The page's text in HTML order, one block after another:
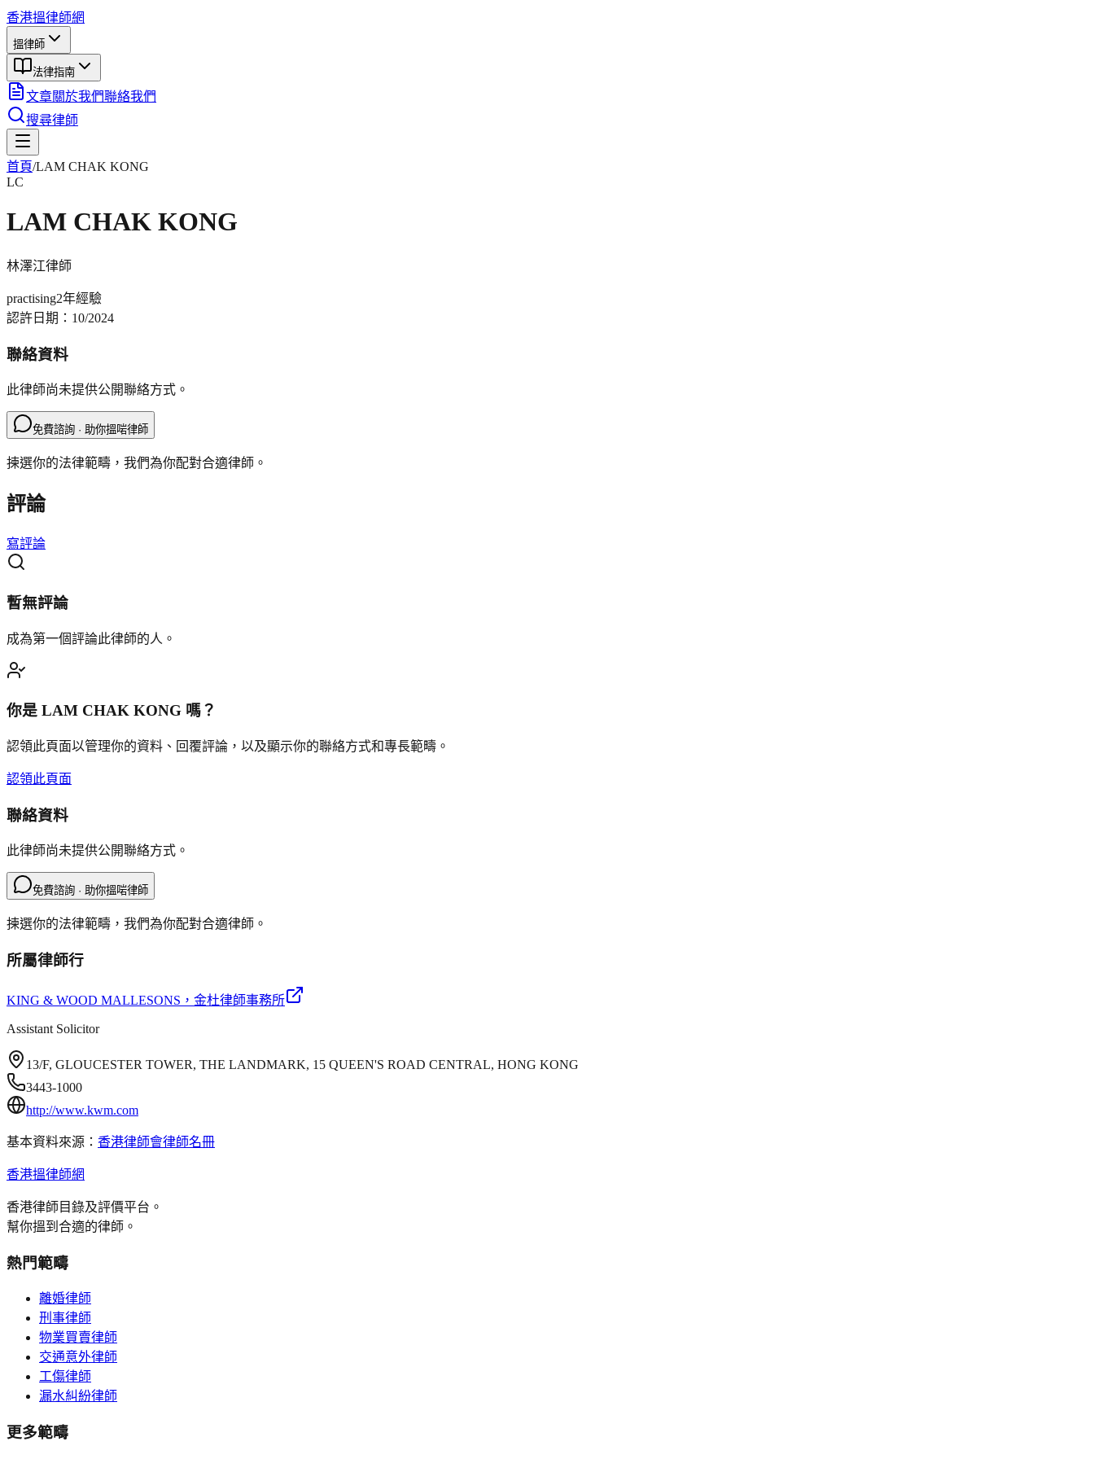
香港搵律師網
搵律師
法律指南
文章關於我們聯絡我們
搜尋律師
首頁/LAM CHAK KONG
LC
LAM CHAK KONG
林澤江律師
practising2年經驗
認許日期： 10/2024
聯絡資料
此律師尚未提供公開聯絡方式。
免費諮詢 · 助你搵啱律師
揀選你的法律範疇，我們為你配對合適律師。
評論
寫評論
暫無評論
成為第一個評論此律師的人。
你是 LAM CHAK KONG 嗎？
認領此頁面以管理你的資料、回覆評論，以及顯示你的聯絡方式和專長範疇。
認領此頁面
聯絡資料
此律師尚未提供公開聯絡方式。
免費諮詢 · 助你搵啱律師
揀選你的法律範疇，我們為你配對合適律師。
所屬律師行
KING & WOOD MALLESONS ，金杜律師事務所
Assistant Solicitor
13/F, GLOUCESTER TOWER, THE LANDMARK, 15 QUEEN'S ROAD CENTRAL, HONG KONG
3443-1000
http://www.kwm.com
基本資料來源： 香港律師會律師名冊
香港搵律師網
香港律師目錄及評價平台。
幫你搵到合適的律師。
熱門範疇
離婚律師
刑事律師
物業買賣律師
交通意外律師
工傷律師
漏水糾紛律師
更多範疇